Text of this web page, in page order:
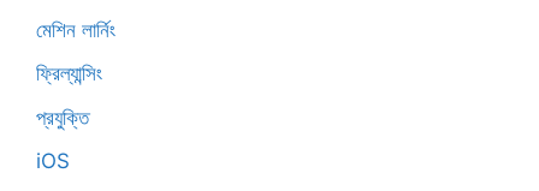
মেশিন লার্নিং
ফ্রিল্যান্সিং
প্রযুক্তি
iOS